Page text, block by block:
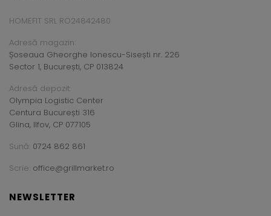
HOMEFIT SRL RO24842480
Adresă magazin:
Șoseaua Gheorghe Ionescu-Sisești nr. 226
Sector 1, București, CP 013824
Adresă depozit:
Olympia Logistic Center
Centura București 316
Glina, Ilfov, CP 077105
Sună: 0724 862 861
Scrie: office@grillmarket.ro
NEWSLETTER